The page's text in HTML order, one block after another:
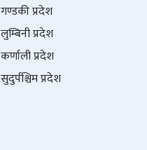
गण्डकी प्रदेश
लुम्बिनी प्रदेश
कर्णाली प्रदेश
सुदुर्पश्चिम प्रदेश